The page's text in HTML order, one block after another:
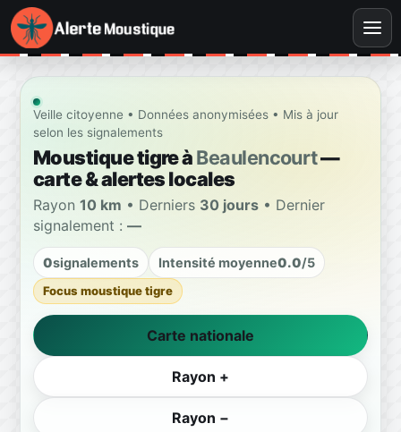
Veille citoyenne • Données anonymisées • Mis à jour
selon les signalements
Moustique tigre àBeaulencourt—
carte & alertes locales
Rayon 10 km • Derniers 30 jours • Dernier
signalement : —
0signalements Intensité moyenne0.0/5
Focus moustique tigre
Carte nationale
Rayon +
Rayon −